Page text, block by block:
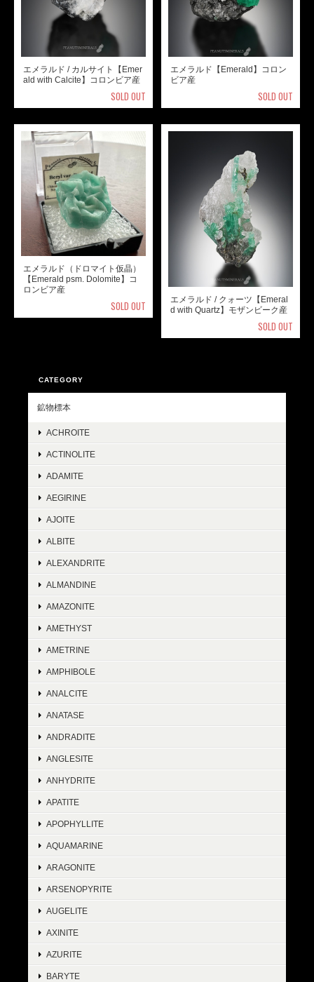
エメラルド / カルサイト【Emer
ald with Calcite】コロンビア産
SOLD OUT
エメラルド【Emerald】コロン
ビア産
SOLD OUT
エメラルド（ドロマイト仮晶）
【Emerald psm. Dolomite】コ
ロンビア産
SOLD OUT
エメラルド / クォーツ【Emeral
d with Quartz】モザンビーク産
SOLD OUT
CATEGORY
鉱物標本
ACHROITE
ACTINOLITE
ADAMITE
AEGIRINE
AJOITE
ALBITE
ALEXANDRITE
ALMANDINE
AMAZONITE
AMETHYST
AMETRINE
AMPHIBOLE
ANALCITE
ANATASE
ANDRADITE
ANGLESITE
ANHYDRITE
APATITE
APOPHYLLITE
AQUAMARINE
ARAGONITE
ARSENOPYRITE
AUGELITE
AXINITE
AZURITE
BARYTE